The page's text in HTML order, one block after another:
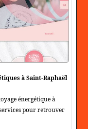
à Saint-Raphaël
énergétique à
pour retrouver